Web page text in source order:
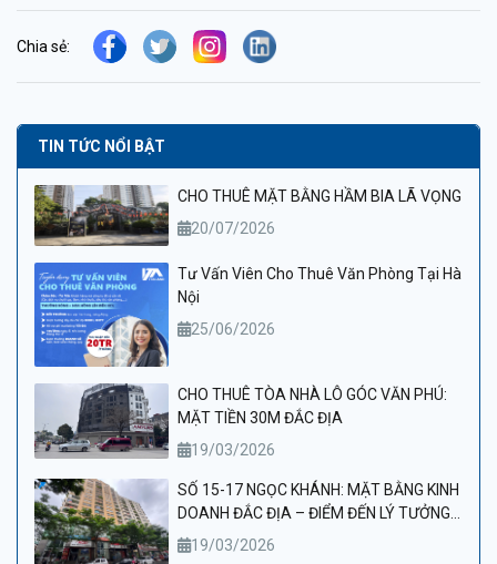
Chia sẻ:
TIN TỨC NỔI BẬT
CHO THUÊ MẶT BẰNG HẦM BIA LÃ VỌNG
20/07/2026
Tư Vấn Viên Cho Thuê Văn Phòng Tại Hà
Nội
25/06/2026
CHO THUÊ TÒA NHÀ LÔ GÓC VĂN PHÚ:
MẶT TIỀN 30M ĐẮC ĐỊA
19/03/2026
SỐ 15-17 NGỌC KHÁNH: MẶT BẰNG KINH
DOANH ĐẮC ĐỊA – ĐIỂM ĐẾN LÝ TƯỞNG
CHO PHÒNG KHÁM VÀ THẨM MỸ VIỆN
19/03/2026